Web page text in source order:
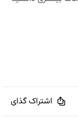
اشتراک گذای